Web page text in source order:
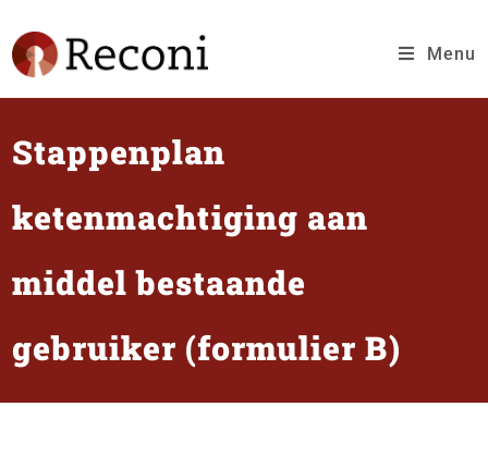
Menu
Stappenplan
ketenmachtiging aan
middel bestaande
gebruiker (formulier B)